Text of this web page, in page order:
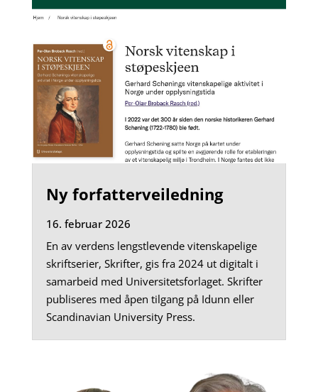
Ny forfatterveiledning
16. februar 2026
En av verdens lengstlevende vitenskapelige
skriftserier, Skrifter, gis fra 2024 ut digitalt i
samarbeid med Universitetsforlaget. Skrifter
publiseres med åpen tilgang på Idunn eller
Scandinavian University Press.